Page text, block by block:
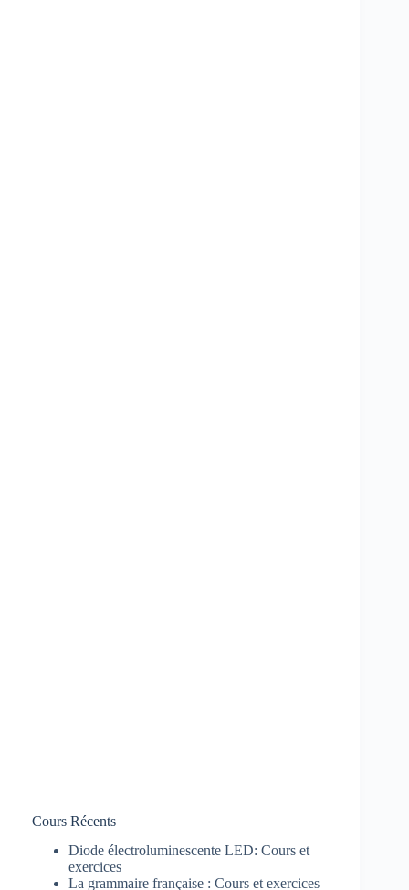
Cours Récents
Diode électroluminescente LED: Cours et
exercices
La grammaire française : Cours et exercices